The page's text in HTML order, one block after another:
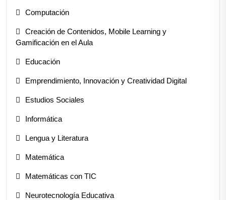
Computación
Creación de Contenidos, Mobile Learning y
Gamificación en el Aula
Educación
Emprendimiento, Innovación y Creatividad Digital
Estudios Sociales
Informática
Lengua y Literatura
Matemática
Matemáticas con TIC
Neurotecnología Educativa